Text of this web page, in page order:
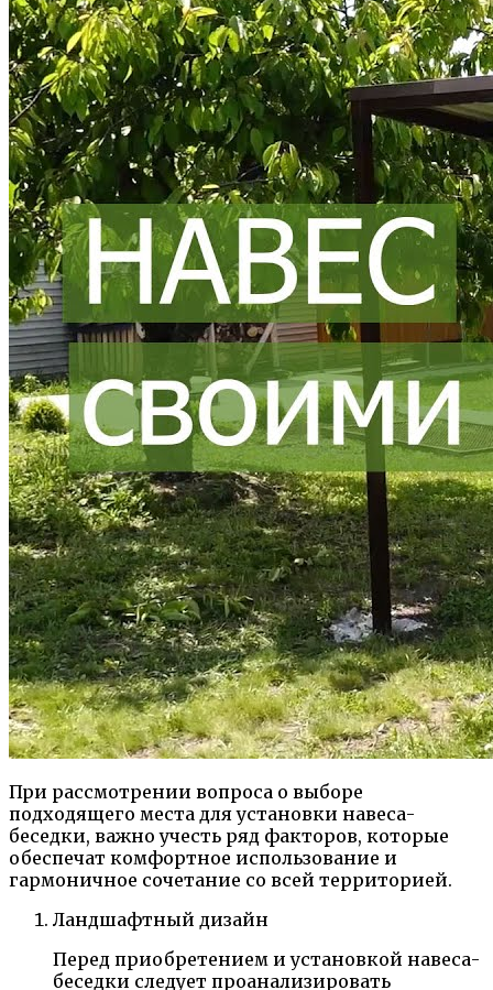
При рассмотрении вопроса о выборе
подходящего места для установки навеса-
беседки, важно учесть ряд факторов, которые
обеспечат комфортное использование и
гармоничное сочетание со всей территорией.
Ландшафтный дизайн
Перед приобретением и установкой навеса-
беседки следует проанализировать